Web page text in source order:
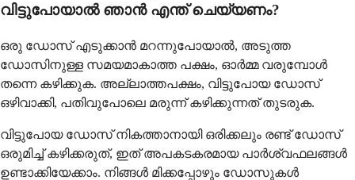
വിട്ടുപോയാൽ ഞാൻ എന്ത് ചെയ്യണം?
ഒരു ഡോസ് എടുക്കാൻ മറന്നുപോയാൽ, അടുത്ത
ഡോസിനുള്ള സമയമാകാത്ത പക്ഷം, ഓർമ്മ വരുമ്പോൾ
തന്നെ കഴിക്കുക. അല്ലാത്തപക്ഷം, വിട്ടുപോയ ഡോസ്
ഒഴിവാക്കി, പതിവുപോലെ മരുന്ന് കഴിക്കുന്നത് തുടരുക.
വിട്ടുപോയ ഡോസ് നികത്താനായി ഒരിക്കലും രണ്ട് ഡോസ്
ഒരുമിച്ച് കഴിക്കരുത്, ഇത് അപകടകരമായ പാർശ്വഫലങ്ങൾ
ഉണ്ടാക്കിയേക്കാം. നിങ്ങൾ മിക്കപ്പോഴും ഡോസുകൾ